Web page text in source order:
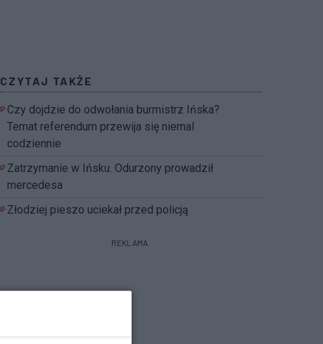
CZYTAJ TAKŻE
Czy dojdzie do odwołania burmistrz Ińska?
Temat referendum przewija się niemal
codziennie
Zatrzymanie w Ińsku. Odurzony prowadził
mercedesa
Złodziej pieszo uciekał przed policją
REKLAMA